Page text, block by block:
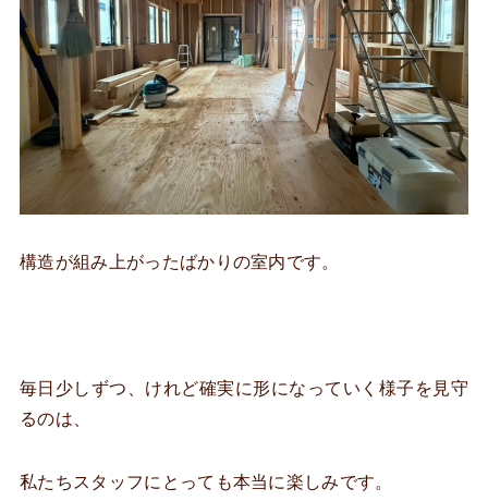
構造が組み上がったばかりの室内です。
毎日少しずつ、けれど確実に形になっていく様子を見守
るのは、
私たちスタッフにとっても本当に楽しみです。